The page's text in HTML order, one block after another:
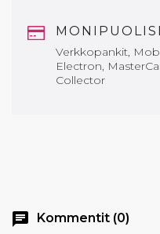
Verkkopankit,
Electron,
Collector
chat Kommentit (0)